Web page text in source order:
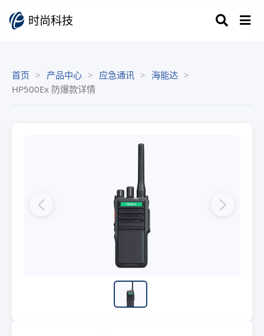
时尚科技
首页 产品中心 应急通讯
海能达
HP500Ex 防爆款详情